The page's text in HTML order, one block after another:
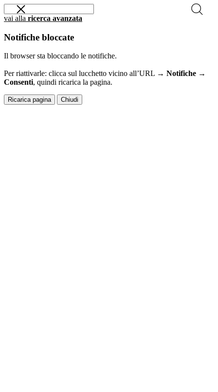
vai alla ricerca avanzata
Notifiche bloccate
Il browser sta bloccando le notifiche.
Per riattivarle: clicca sul lucchetto vicino all’URL → Notifiche →
Consenti, quindi ricarica la pagina.
Ricarica pagina Chiudi